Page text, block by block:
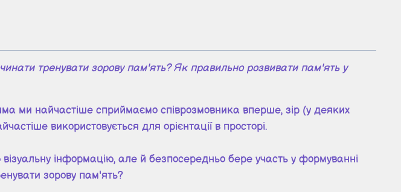
тренувати зорову пам'ять? Як правильно розвивати пам'ять у
ми найчастіше сприймаємо співрозмовника вперше, зір (у деяких
використовується для орієнтації в просторі.
інформацію, але й безпосередньо бере участь у формуванні
зорову пам'ять?